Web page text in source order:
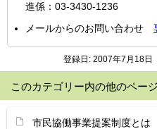
進係：03-3430-1236
メールからのお問い合わせ
登録日: 2007年7月18日
このカテゴリー内の他のページ
市民協働事業提案制度とは